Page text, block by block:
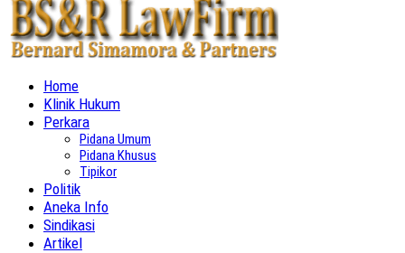
Home
Klinik Hukum
Perkara
Pidana Umum
Pidana Khusus
Tipikor
Politik
Aneka Info
Sindikasi
Artikel